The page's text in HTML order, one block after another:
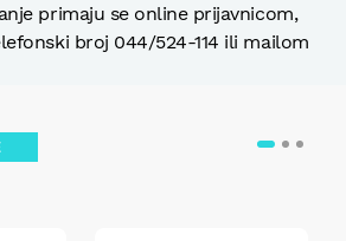
primaju se online prijavnicom,
broj 044/524-114 ili mailom